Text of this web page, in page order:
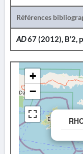
Références
AD67 (2012), B’2,
+
−